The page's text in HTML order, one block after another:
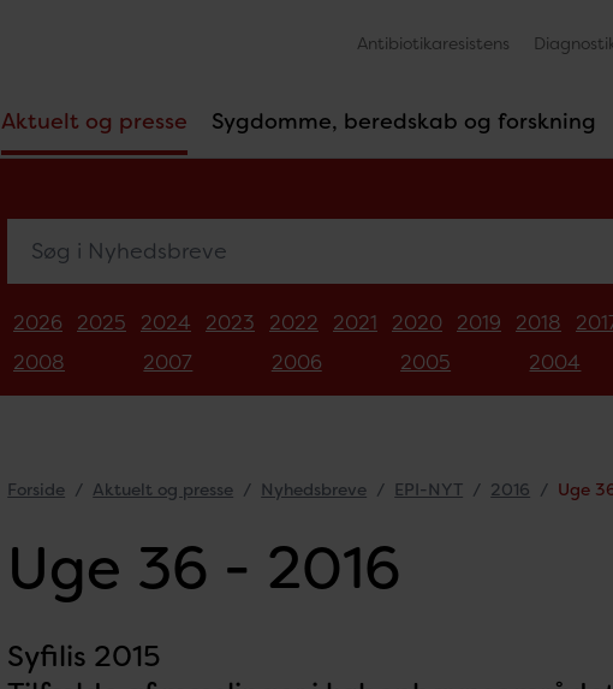
Aktuelt og presse Sygdomme, beredskab og forskning
Antibiotikaresistens
2026 2025 2024 2023 2022 2021 2020 2019 2018
2008
2007 2006 2005 2004
Forside Aktuelt og presse Nyhedsbreve EPI-NYT 2016 Uge
Uge 36 - 2016
Syfilis 2015